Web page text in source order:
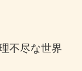
不尽な世界